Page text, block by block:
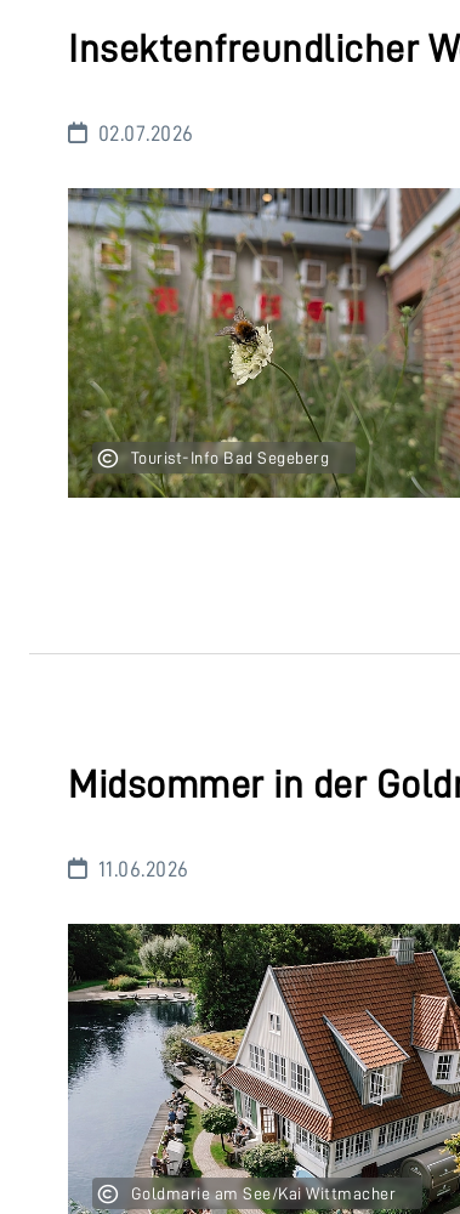
Insektenfreundlicher
02.07.2026
Tourist-Info Bad Segeberg
Midsommer in der
11.06.2026
Goldmarie am See/Kai Wittmacher